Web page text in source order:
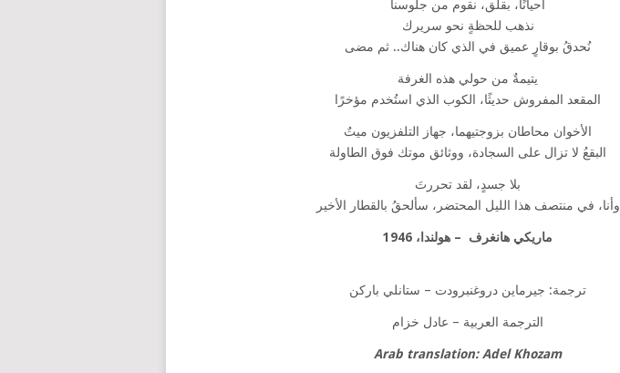
أحيانًا، بقلق، نقوم من جلوسنا
نذهب للحظةٍ نحو سريرك
نُحدقُ بوقارٍ عميق في الذي كان هناك.. ثم مضى
يتيمةٌ من حولي هذه الغرفة
المقعد المفروش حديثًا، الكوب الذي استُخدم مؤخرًا
الأخوان محاطان بزوجتيهما، جهاز التلفزيون ميتٌ
البقعُ لا تزال على السجادة، ووثائق موتك فوق الطاولة
بلا جسدٍ، لقد تحررتَ
وأنا، في منتصف هذا الليل المحتضر، سألحقُ بالقطار الأخير
ماريكي هانغرف – هولندا، 1946
ترجمة: جيرماين دروغنبرودت – ستانلي باركن
الترجمة العربية – عادل خزام
Arab translation: Adel Khozam